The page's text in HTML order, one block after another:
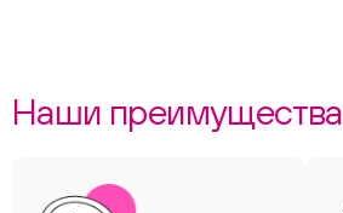
Наши преимущества